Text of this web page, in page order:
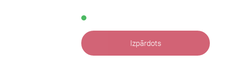
Izpārdots